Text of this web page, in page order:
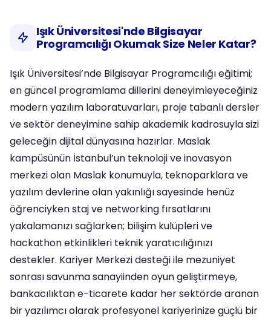
Işık Üniversitesi'nde Bilgisayar
Programcılığı Okumak Size Neler Katar?
Işık Üniversitesi’nde Bilgisayar Programcılığı eğitimi;
en güncel programlama dillerini deneyimleyeceğiniz
modern yazılım laboratuvarları, proje tabanlı dersler
ve sektör deneyimine sahip akademik kadrosuyla sizi
geleceğin dijital dünyasına hazırlar. Maslak
kampüsünün İstanbul’un teknoloji ve inovasyon
merkezi olan Maslak konumuyla, teknoparklara ve
yazılım devlerine olan yakınlığı sayesinde henüz
öğrenciyken staj ve networking fırsatlarını
yakalamanızı sağlarken; bilişim kulüpleri ve
hackathon etkinlikleri teknik yaratıcılığınızı
destekler. Kariyer Merkezi desteği ile mezuniyet
sonrası savunma sanayiinden oyun geliştirmeye,
bankacılıktan e-ticarete kadar her sektörde aranan
bir yazılımcı olarak profesyonel kariyerinize güçlü bir